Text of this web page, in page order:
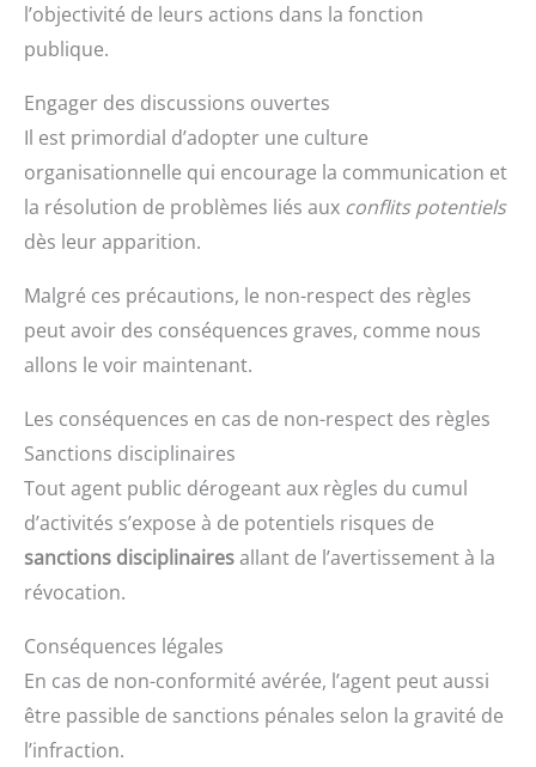
l’objectivité de leurs actions dans la fonction
publique.
Engager des discussions ouvertes
Il est primordial d’adopter une culture
organisationnelle qui encourage la communication et
la résolution de problèmes liés aux conflits potentiels
dès leur apparition.
Malgré ces précautions, le non-respect des règles
peut avoir des conséquences graves, comme nous
allons le voir maintenant.
Les conséquences en cas de non-respect des règles
Sanctions disciplinaires
Tout agent public dérogeant aux règles du cumul
d’activités s’expose à de potentiels risques de
sanctions disciplinairesallant de l’avertissement à la
révocation.
Conséquences légales
En cas de non-conformité avérée, l’agent peut aussi
être passible de sanctions pénales selon la gravité de
l’infraction.